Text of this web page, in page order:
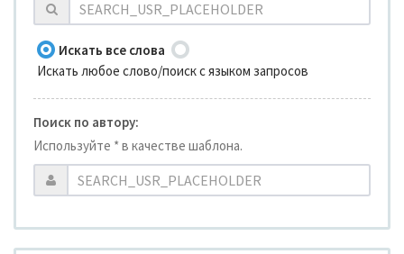
Искать все слова
Искать любое слово/поиск с языком запросов
Поиск по автору:
Используйте * в качестве шаблона.